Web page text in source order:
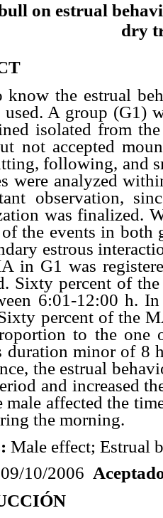
on estrual
dry
know the estrual
used. A group (G1)
isolated from
not accepted
following, and
were analyzed
observation,
was finalized.
the events in both
estrous
in G1 was
Sixty percent of
6:01-12:00 h.
percent of the
to the one
duration minor of 8
the estrual
and increased
male affected the
the morning.
Male effect; Estrual
09/10/2006